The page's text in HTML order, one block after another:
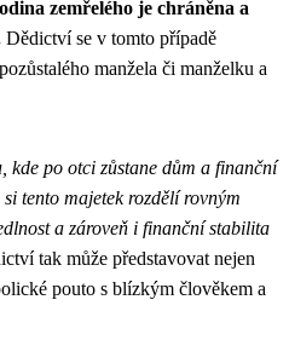
zemřelého je chráněna a
Dědictví se v tomto případě
manžela či manželku a
kde po otci zůstane dům a finanční
tento majetek rozdělí rovným
a zároveň i finanční stabilita
tak může představovat nejen
pouto s blízkým člověkem a